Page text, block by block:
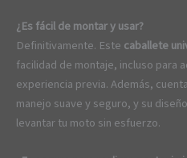
¿Es fácil de montar y usar?
Definitivamente. Este caballete
facilidad de montaje, incluso para
experiencia previa. Además,
manejo suave y seguro, y su
levantar tu moto sin esfuerzo.